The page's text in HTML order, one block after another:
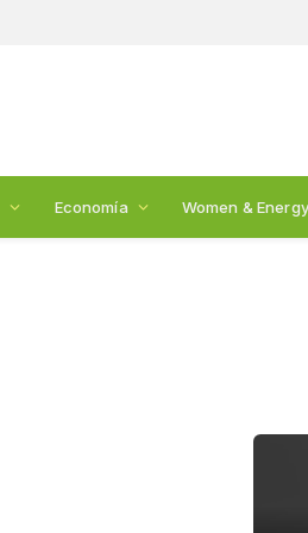
Economía Women & Energy